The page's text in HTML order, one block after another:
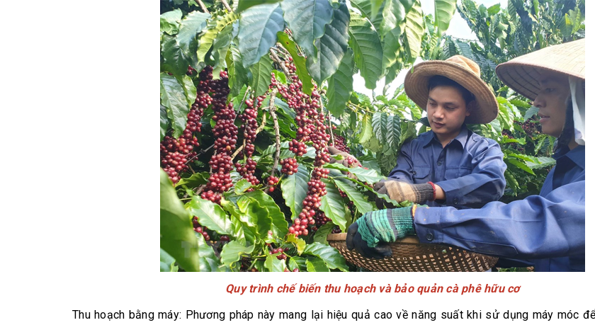
Quy trình chế biến thu hoạch và bảo quản cà phê hữu cơ
Thu hoạch bằng máy: Phương pháp này mang lại hiệu quả cao về năng suất khi sử dụng máy móc